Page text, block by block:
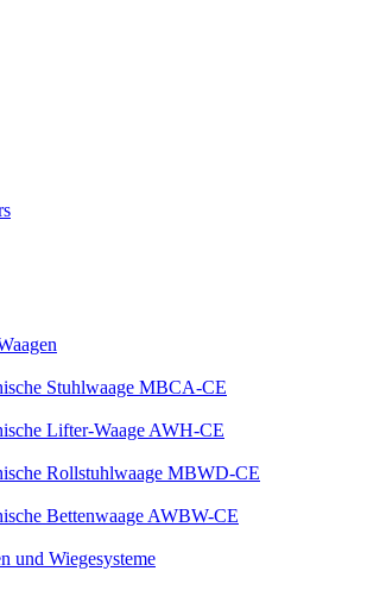
Stuhlwaage MBCA-CE
Lifter-Waage AWH-CE
Rollstuhlwaage MBWD-CE
Bettenwaage AWBW-CE
und Wiegesysteme